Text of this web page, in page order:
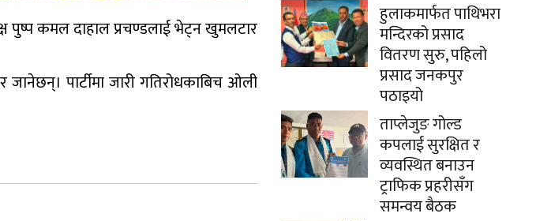
पुष्प कमल दाहाल प्रचण्डलाई भेट्न खुमलटार
पार्टीमा जारी गतिरोधकाबिच ओली
हुलाकमार्फत पाथिभरा
मन्दिरको प्रसाद
वितरण सुरु, पहिलो
प्रसाद जनकपुर
पठाइयो
ताप्लेजुङ गोल्ड
कपलाई सुरक्षित र
व्यवस्थित बनाउन
ट्राफिक प्रहरीसँग
समन्वय बैठक